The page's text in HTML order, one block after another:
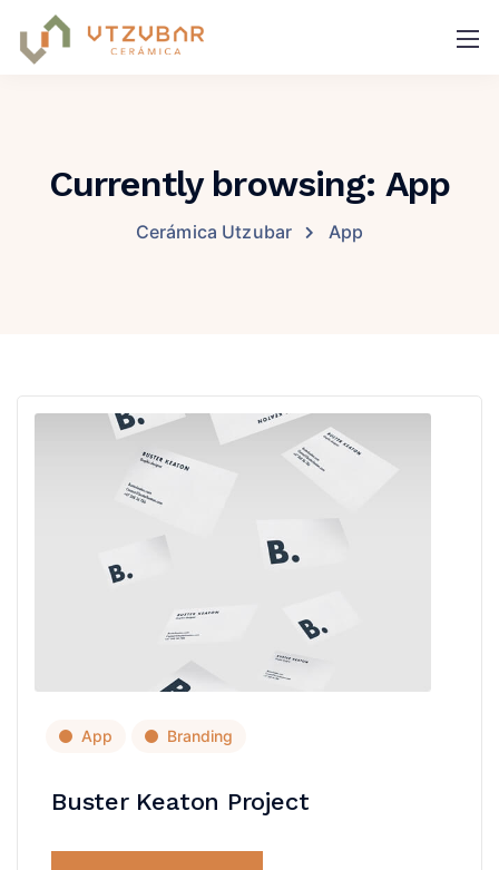
Currently browsing: App
Cerámica Utzubar App
App Branding
Buster Keaton Project